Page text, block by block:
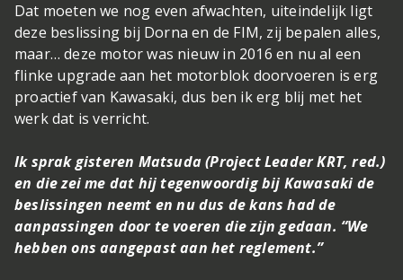
Dat moeten we nog even afwachten, uiteindelijk ligt
deze beslissing bij Dorna en de FIM, zij bepalen alles,
maar… deze motor was nieuw in 2016 en nu al een
flinke upgrade aan het motorblok doorvoeren is erg
proactief van Kawasaki, dus ben ik erg blij met het
werk dat is verricht.
Ik sprak gisteren Matsuda (Project Leader KRT, red.)
en die zei me dat hij tegenwoordig bij Kawasaki de
beslissingen neemt en nu dus de kans had de
aanpassingen door te voeren die zijn gedaan. “We
hebben ons aangepast aan het reglement.”